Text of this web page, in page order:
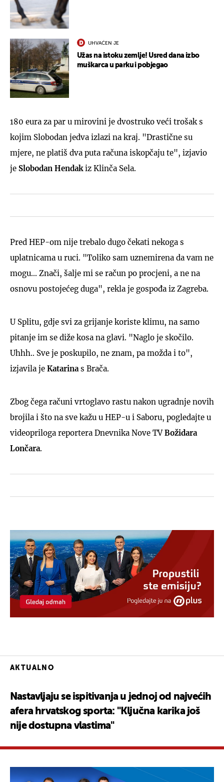
UHVAĆEN JE
Užas na istoku zemlje! Usred dana izbo
muškarca u parku i pobjegao
180 eura za par u mirovini je dvostruko veći trošak s
kojim Slobodan jedva izlazi na kraj. "Drastične su
mjere, ne platiš dva puta računa iskopčaju te", izjavio
je Slobodan Hendakiz Klinča Sela.
Pred HEP-om nije trebalo dugo čekati nekoga s
uplatnicama u ruci. "Toliko sam uznemirena da vam ne
mogu... Znači, šalje mi se račun po procjeni, a ne na
osnovu postojećeg duga", rekla je gospođa iz Zagreba.
U Splitu, gdje svi za grijanje koriste klimu, na samo
pitanje im se diže kosa na glavi. "Naglo je skočilo.
Uhhh.. Sve je poskupilo, ne znam, pa možda i to",
izjavila je Katarina s Brača.
Zbog čega računi vrtoglavo rastu nakon ugradnje novih
brojila i što na sve kažu u HEP-u i Saboru, pogledajte u
videopriloga reportera Dnevnika Nove TVBožidara
Lončara.
AKTUALNO
Nastavljaju se ispitivanja u jednoj od najvećih
afera hrvatskog sporta: "Ključna karika još
nije dostupna vlastima"